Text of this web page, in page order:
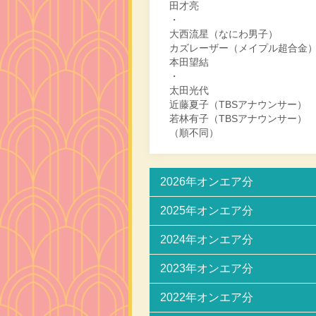
田才亮
・
大西流星（なにわ男子）
カズレーザー（メイプル超合金
本田望結
・
太田光代
近藤夏子（TBSアナウンサー）
若林有子（TBSアナウンサー）
（順不同）
2026年オンエア分
2025年オンエア分
2024年オンエア分
2023年オンエア分
2022年オンエア分